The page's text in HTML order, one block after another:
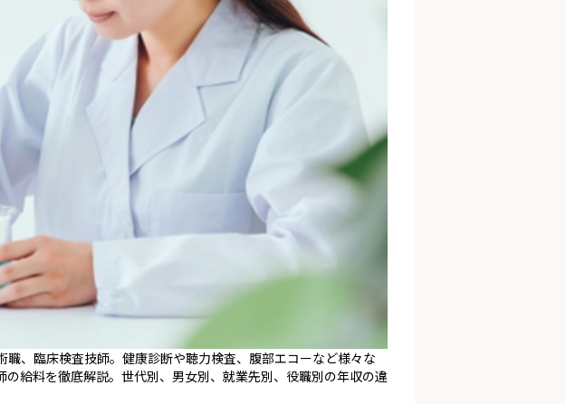
、臨床検査技師。健康診断や聴力検査、腹部エコーなど様々な
給料を徹底解説。世代別、男女別、就業先別、役職別の年収の違